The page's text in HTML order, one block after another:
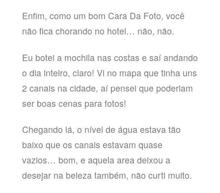
Enfim, como um bom Cara Da Foto, você
não fica chorando no hotel… não, não.
Eu botei a mochila nas costas e saí andando
o dia inteiro, claro! Vi no mapa que tinha uns
2 canais na cidade, aí pensei que poderiam
ser boas cenas para fotos!
Chegando lá, o nível de água estava tão
baixo que os canais estavam quase
vazios… bom, e aquela area deixou a
desejar na beleza também, não curti muito.